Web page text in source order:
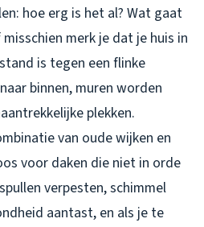
hoe erg is het al? Wat gaat
misschien merk je dat je huis in
is tegen een flinke
binnen, muren worden
plekken.
van oude wijken en
voor daken die niet in orde
verpesten, schimmel
aantast, en als je te